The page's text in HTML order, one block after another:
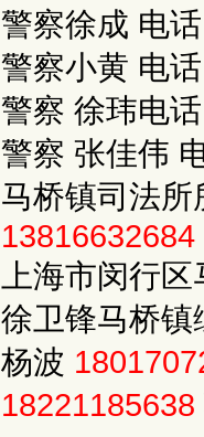
警察徐成 电话
警察小黄 电话
警察 徐玮电话
警察 张佳伟
马桥镇司法
13816632684
上海市闵行
徐卫锋马桥
杨波
18221185638